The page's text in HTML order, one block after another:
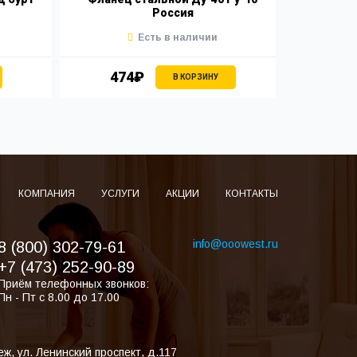
Россия
474₽ В КОРЗИНУ
Есть в наличии
КОМПАНИЯ УСЛУГИ АКЦИИ КОНТАКТЫ
(800) 302-79-61
(473) 252-90-89
телефонных звонков:
- Пт с 8.00 до 17.00
info@ooowest.ru
,ул. Ленинский проспект, д.117